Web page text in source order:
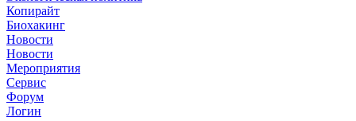
Копирайт
Биохакинг
Новости
Новости
Мероприятия
Сервис
Форум
Логин